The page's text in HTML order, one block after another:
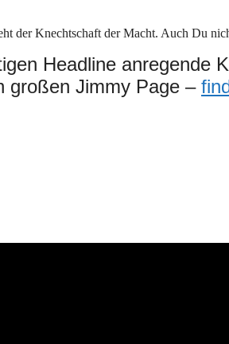
der Knechtschaft der Macht. Auch Du
Headline anregende
großen Jimmy Page –